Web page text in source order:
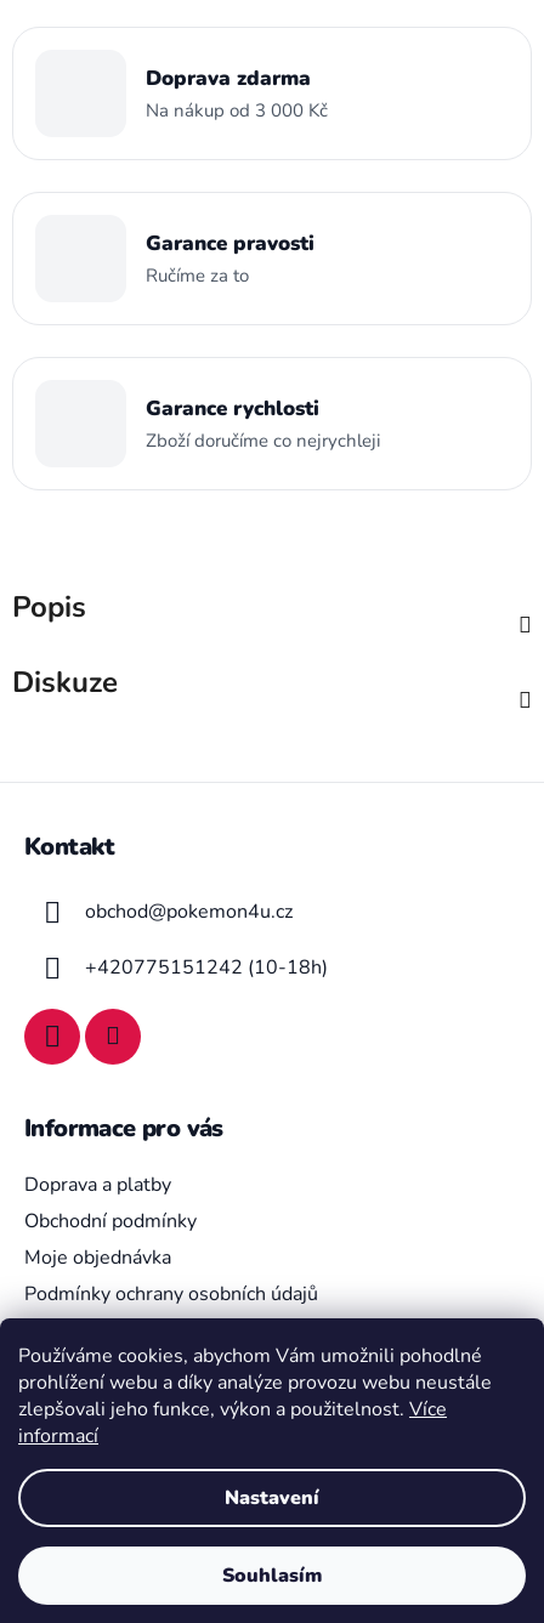
Používáme cookies, abychom Vám umožnili pohodlné
prohlížení webu a díky analýze provozu webu neustále
zlepšovali jeho funkce, výkon a použitelnost. Více
informací
Nastavení
Souhlasím
Doprava zdarma
Na nákup od 3 000 Kč
Garance pravosti
Ručíme za to
Garance rychlosti
Zboží doručíme co nejrychleji
Popis
Diskuze
Kontakt
obchod@pokemon4u.cz
+420775151242 (10-18h)
Informace pro vás
Doprava a platby
Obchodní podmínky
Moje objednávka
Podmínky ochrany osobních údajů
Vyhledávání
HLEDAT
Vytvořil Shoptet
Copyright 2026Pokemon4U. Všechna práva vyhrazena.